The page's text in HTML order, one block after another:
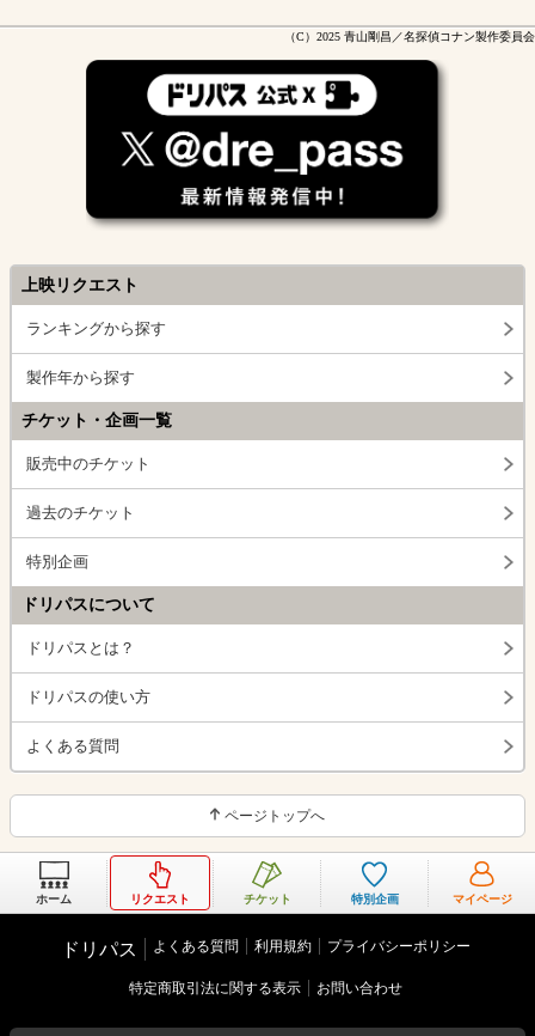
（C）2025 青山剛昌／名探偵コナン製作委員会
上映リクエスト
ランキングから探す
製作年から探す
チケット・企画一覧
販売中のチケット
過去のチケット
特別企画
ドリパスについて
ドリパスとは？
ドリパスの使い方
よくある質問
ページトップへ
ホーム リクエスト チケット 特別企画 マイページ
ドリパス よくある質問 利用規約 プライバシーポリシー
特定商取引法に関する表示 お問い合わせ